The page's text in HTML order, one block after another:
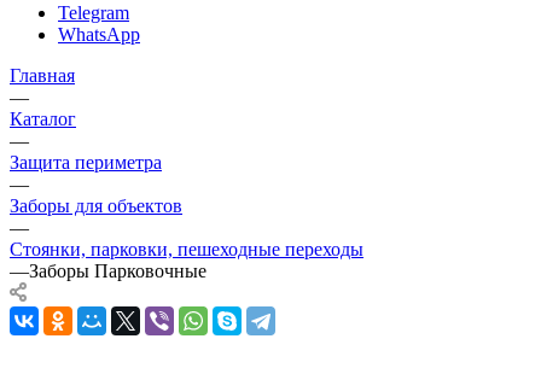
Telegram
WhatsApp
Главная
—
Каталог
—
Защита периметра
—
Заборы для объектов
—
Стоянки, парковки, пешеходные переходы
—Заборы Парковочные